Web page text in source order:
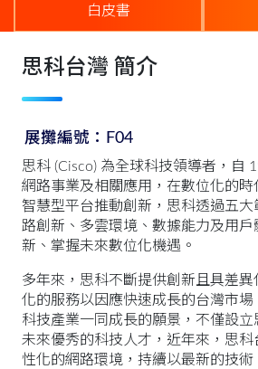
白皮書
思科台灣 簡介
展攤編號：F04
思科 (Cisco) 為全球科技領導者，自
網路事業及相關應用，在數位化的
智慧型平台推動創新，思科透過五大
路創新、多雲環境、數據能力及用戶
新、掌握未來數位化機遇。
多年來，思科不斷提供創新且具差
化的服務以因應快速成長的台灣市
科技產業一同成長的願景，不僅設
未來優秀的科技人才，近年來，思科
性化的網路環境，持續以最新的技